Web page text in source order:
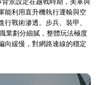
能利用直升機執行運輸與空
戰術滲透。步兵、裝甲、
業劃分細膩，整體玩法極度
向緩慢，對網路連線的穩定